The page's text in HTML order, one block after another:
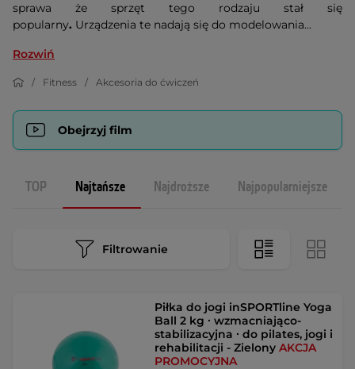
sprawa że sprzęt tego rodzaju stał się
popularny. Urządzenia te nadają się do modelowania...
Rozwiń
Fitness Akcesoria do ćwiczeń
Obejrzyj film
TOP Najtańsze Najdroższe Najpopularniejsze
Filtrowanie
Piłka do jogi inSPORTline Yoga
Ball 2 kg ∙ wzmacniająco-
stabilizacyjna ∙ do pilates, jogi i
rehabilitacji - ZielonyAKCJA
PROMOCYJNA